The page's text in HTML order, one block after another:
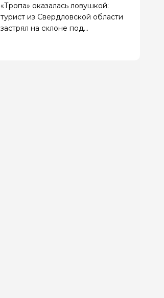
«Тропа» оказалась ловушкой:
турист из Свердловской области
застрял на склоне под